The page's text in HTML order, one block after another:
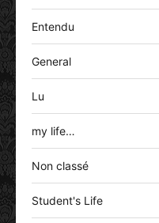
Entendu
General
Lu
my life…
Non classé
Student's Life